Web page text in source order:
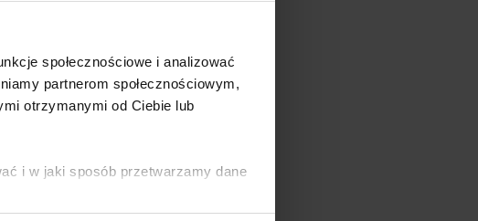
społecznościowe i analizować
partnerom społecznościowym,
otrzymanymi od Ciebie lub
i w jaki sposób przetwarzamy dane
a w niektórych
Serwis po
oraz
rabunek).